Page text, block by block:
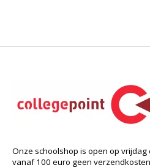
Onze schoolshop is open op
vanaf 100 euro geen